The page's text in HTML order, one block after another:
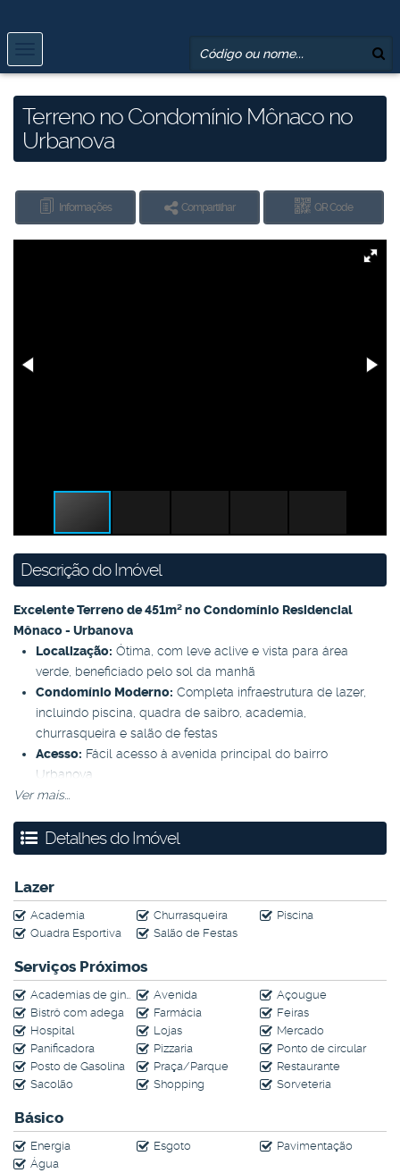
Terreno no Condomínio Mônaco no
Urbanova
Informações Compartilhar QR Code
Descrição do Imóvel
Excelente Terreno de 451m² no Condomínio Residencial
Mônaco - Urbanova
Localização: Ótima, com leve aclive e vista para área
verde, beneficiado pelo sol da manhã
Condomínio Moderno: Completa infraestrutura de lazer,
incluindo piscina, quadra de saibro, academia,
churrasqueira e salão de festas
Acesso: Fácil acesso à avenida principal do bairro
Urbanova
Proximidades:
Agende uma visita e aproveite esta oportunidade única!
Ver mais...
Detalhes do Imóvel
Lazer
Academia Churrasqueira
Piscina
Quadra Esportiva
Salão de Festas
Serviços Próximos
Academias de ginástica Avenida
Açougue
Bistrô com adega
Farmácia
Feiras
Hospital
Lojas
Mercado
Panificadora
Pizzaria
Ponto de circular
Posto de Gasolina
Praça/Parque
Restaurante
Sacolão
Shopping Sorveteria
Básico
Energia Esgoto
Pavimentação
Água